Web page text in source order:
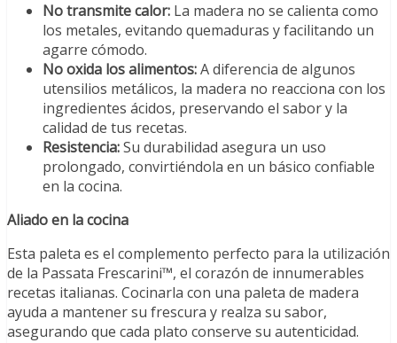
No transmite calor: La madera no se calienta como
los metales, evitando quemaduras y facilitando un
agarre cómodo.
No oxida los alimentos:A diferencia de algunos
utensilios metálicos, la madera no reacciona con los
ingredientes ácidos, preservando el sabor y la
calidad de tus recetas.
Resistencia:Su durabilidad asegura un uso
prolongado, convirtiéndola en un básico confiable
en la cocina.
Aliado en la cocina
Esta paleta es el complemento perfecto para la utilización
de la Passata Frescarini™, el corazón de innumerables
recetas italianas. Cocinarla con una paleta de madera
ayuda a mantener su frescura y realza su sabor,
asegurando que cada plato conserve su autenticidad.